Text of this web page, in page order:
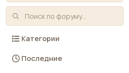
Категории
Последние